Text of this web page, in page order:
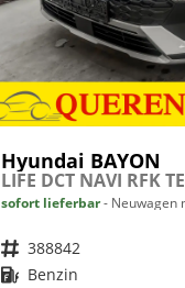
Hyundai BAYON
LIFE DCT NAVI RFK
sofort lieferbar Neuwagen
Fahrzeugnr. 388842
Kraftstoff Benzin